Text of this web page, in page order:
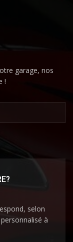
garage, nos
!
selon
à